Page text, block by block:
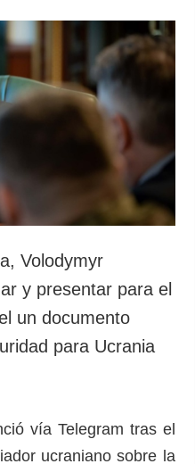
Volodymyr
y presentar para el
un documento
para Ucrania
vía Telegram tras el
ucraniano sobre la